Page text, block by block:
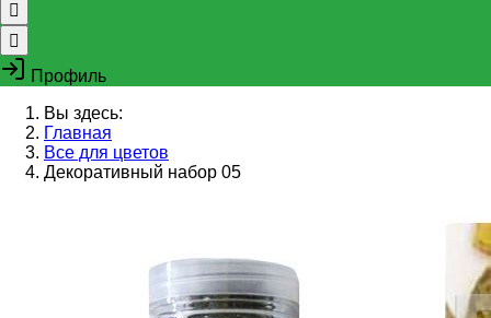
Профиль
Вы здесь:
Главная
Все для цветов
Декоративный набор 05